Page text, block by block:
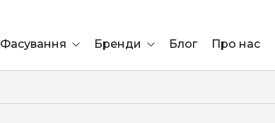
Фасування Бренди Блог Про нас